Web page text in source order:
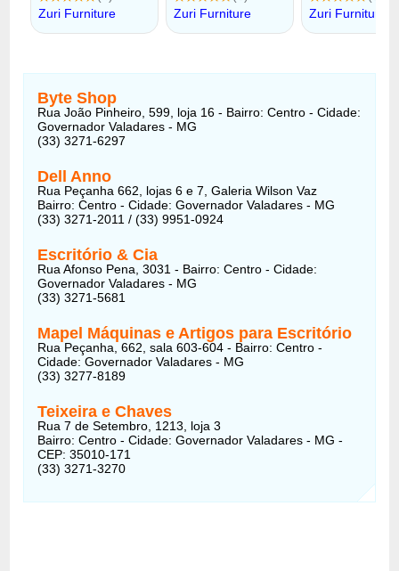
Byte Shop
Rua João Pinheiro, 599, loja 16 - Bairro: Centro - Cidade:
Governador Valadares - MG
(33) 3271-6297
Dell Anno
Rua Peçanha 662, lojas 6 e 7, Galeria Wilson Vaz
Bairro: Centro - Cidade: Governador Valadares - MG
(33) 3271-2011 / (33) 9951-0924
Escritório & Cia
Rua Afonso Pena, 3031 - Bairro: Centro - Cidade:
Governador Valadares - MG
(33) 3271-5681
Mapel Máquinas e Artigos para Escritório
Rua Peçanha, 662, sala 603-604 - Bairro: Centro -
Cidade: Governador Valadares - MG
(33) 3277-8189
Teixeira e Chaves
Rua 7 de Setembro, 1213, loja 3
Bairro: Centro - Cidade: Governador Valadares - MG -
CEP: 35010-171
(33) 3271-3270